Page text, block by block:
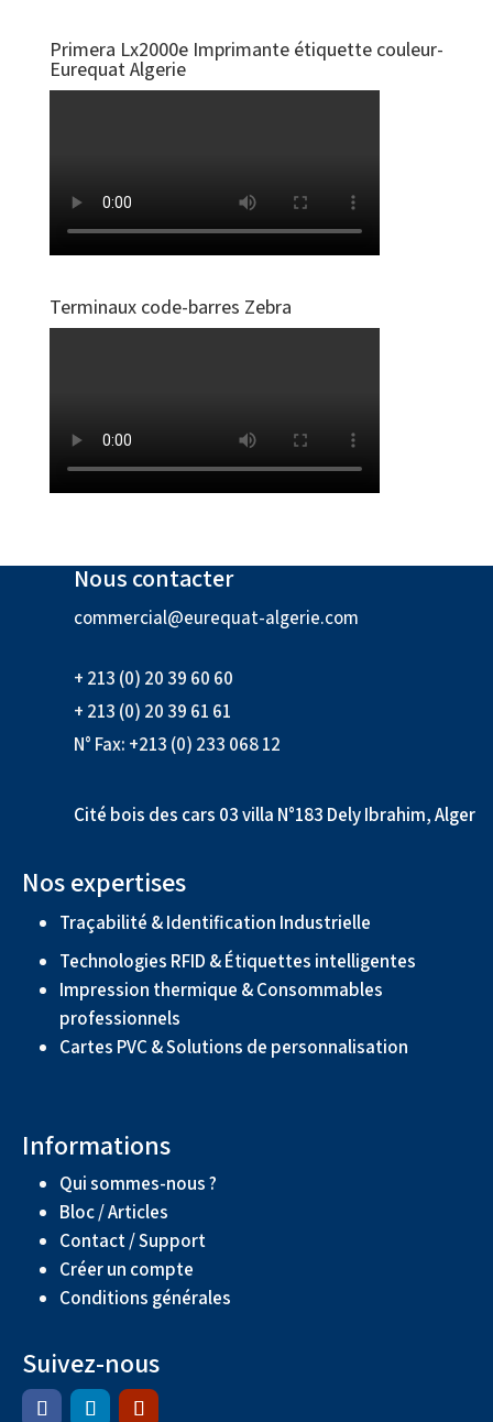
Primera Lx2000e Imprimante étiquette couleur-
Eurequat Algerie
Terminaux code-barres Zebra
Nous contacter
commercial@eurequat-algerie.com
+ 213 (0) 20 39 60 60
+ 213 (0) 20 39 61 61
N° Fax: +213 (0) 233 068 12
Cité bois des cars 03 villa N°183 Dely Ibrahim, Alger
Nos expertises
Traçabilité & Identification Industrielle
Technologies RFID & Étiquettes intelligentes
Impression thermique & Consommables
professionnels
Cartes PVC & Solutions de personnalisation
Informations
Qui sommes-nous ?
Bloc / Articles
Contact / Support
Créer un compte
Conditions générales
Suivez-nous